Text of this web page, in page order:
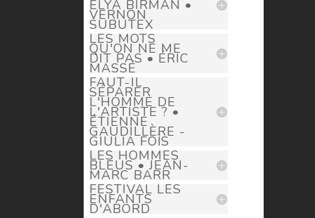
ELYA BIRMAN •
VERNON
SUBUTEX
LES MOTS
QU'ON NE ME
DIT PAS • ÉRIC
MASSÉ
FAUT-IL
SÉPARER
L'HOMME DE
L'ARTISTE ? •
ÉTIENNE
GAUDILLÈRE -
GIULIA FOÏS
LES HOMMES
BLEUS • JEAN-
MARC BARR
FESTIVAL LES
ENFANTS
D'ABORD